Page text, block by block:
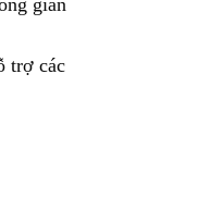
trợ các